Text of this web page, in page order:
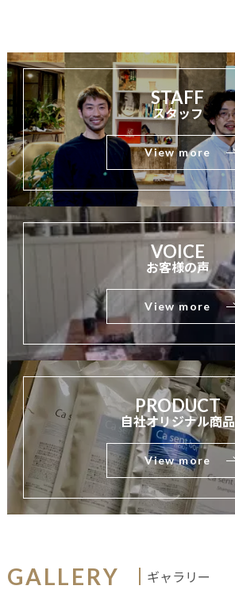
STAFF
スタッフ
View more
VOICE
お客様の声
View more
PRODUCT
自社オリジナル商品
View more
GALLERY ギャラリー
CUT COLOR
クラシックボブ
奥田 仁